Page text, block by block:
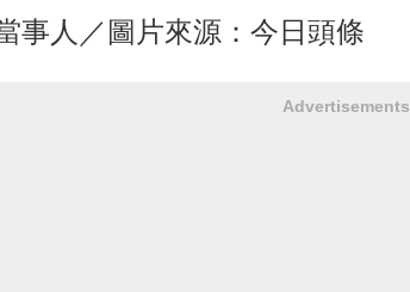
事人／圖片來源：今日頭條
Advertisements